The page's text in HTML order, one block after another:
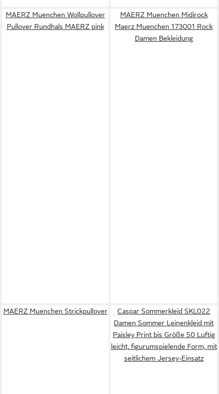
MAERZ Muenchen Wollpullover
Pullover Rundhals MAERZ pink
MAERZ Muenchen Midirock
Maerz Muenchen 173001 Rock
Damen Bekleidung
MAERZ Muenchen Strickpullover
Caspar Sommerkleid SKL022
Damen Sommer Leinenkleid mit
Paisley Print bis Größe 50 Luftig
leicht, figurumspielende Form, mit
seitlichem Jersey-Einsatz